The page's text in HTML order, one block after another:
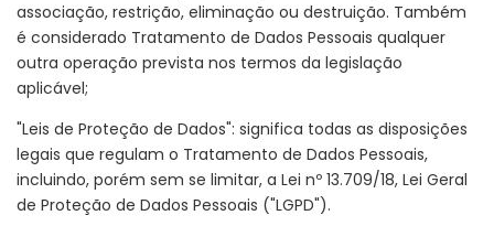
associação, restrição, eliminação ou destruição. Também
é considerado Tratamento de Dados Pessoais qualquer
outra operação prevista nos termos da legislação
aplicável;
"Leis de Proteção de Dados": significa todas as disposições
legais que regulam o Tratamento de Dados Pessoais,
incluindo, porém sem se limitar, a Lei nº 13.709/18, Lei Geral
de Proteção de Dados Pessoais ("LGPD").